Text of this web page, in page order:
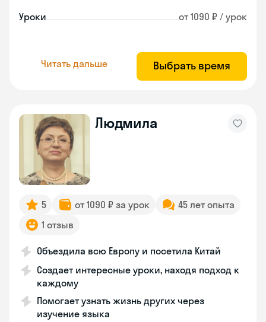
Уроки от 1090 ₽ / урок
Читать дальше Выбрать время
Людмила
5 от 1090 ₽ за урок
45 лет опыта
1 отзыв
Объездила всю Европу и посетила Китай
Создает интересные уроки, находя подход к
каждому
Помогает узнать жизнь других через
изучение языка